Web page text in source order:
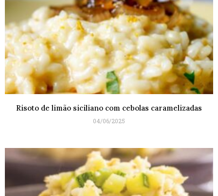
Risoto de limão siciliano com cebolas caramelizadas
04/06/2025